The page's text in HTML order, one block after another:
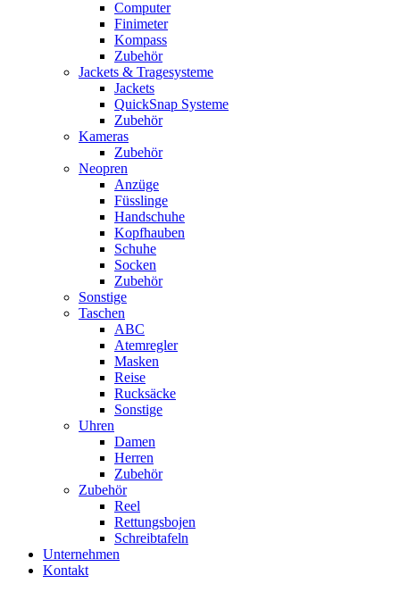
Computer
Finimeter
Kompass
Zubehör
Jackets & Tragesysteme
Jackets
QuickSnap Systeme
Zubehör
Kameras
Zubehör
Neopren
Anzüge
Füsslinge
Handschuhe
Kopfhauben
Schuhe
Socken
Zubehör
Sonstige
Taschen
ABC
Atemregler
Masken
Reise
Rucksäcke
Sonstige
Uhren
Damen
Herren
Zubehör
Zubehör
Reel
Rettungsbojen
Schreibtafeln
Unternehmen
Kontakt